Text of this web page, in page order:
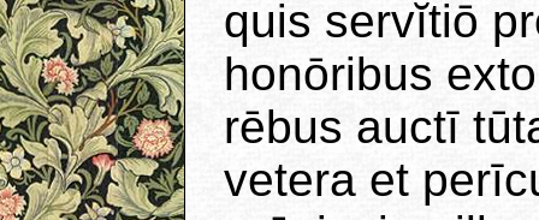
quis servĭtiō
honōribus
rēbus auctī
vetera et